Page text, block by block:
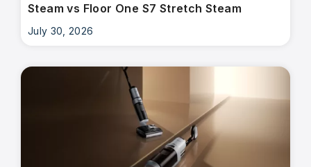
Steam vs Floor One S7 Stretch Steam
July 30, 2026